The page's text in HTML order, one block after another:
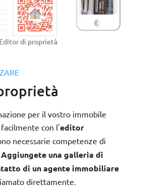
per il vostro immobile
con l'editor
necessarie competenze di
Aggiungete una galleria di
di un agente immobiliare
direttamente.
Editor di proprietà